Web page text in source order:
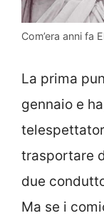
Com’era anni fa
La prima
gennaio e
trasportare
due
Ma se i